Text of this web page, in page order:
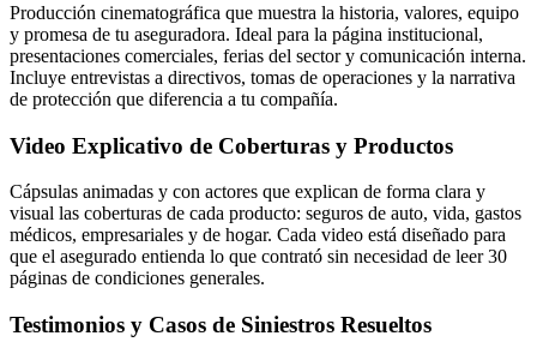
Producción cinematográfica que muestra la historia, valores, equipo
y promesa de tu aseguradora. Ideal para la página institucional,
presentaciones comerciales, ferias del sector y comunicación interna.
Incluye entrevistas a directivos, tomas de operaciones y la narrativa
de protección que diferencia a tu compañía.
Video Explicativo de Coberturas y Productos
Cápsulas animadas y con actores que explican de forma clara y
visual las coberturas de cada producto: seguros de auto, vida, gastos
médicos, empresariales y de hogar. Cada video está diseñado para
que el asegurado entienda lo que contrató sin necesidad de leer 30
páginas de condiciones generales.
Testimonios y Casos de Siniestros Resueltos